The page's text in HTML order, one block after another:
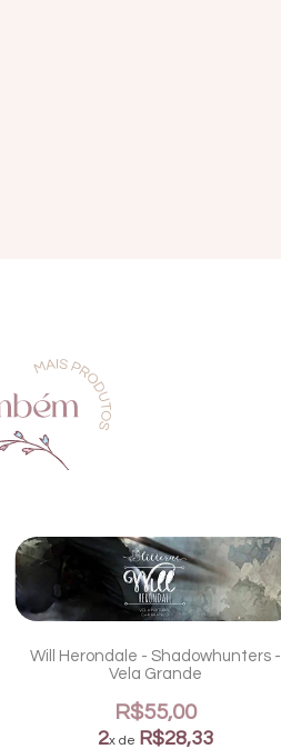
Will Herondale - Shadowhunters -
Vela Grande
R$55,00
2x de R$28,33